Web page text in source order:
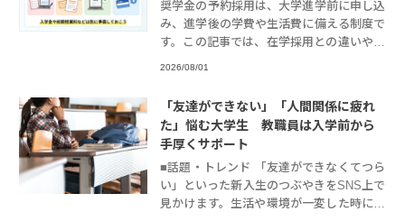
奨学金の予約採用は、大学進学前に申し込
み、進学後の学費や生活費に備える制度で
す。この記事では、在学採用との違いや高
学届、入学
2026/08/01
「友達ができない」「人間関係に疲れ
た」悩む大学生 教職員は入学前から
手厚くサポート
■話題・トレンド 「友達ができなくてつら
い」といった新入生のつぶやきをSNS上で
見かけます。生活や環境が一変した時には